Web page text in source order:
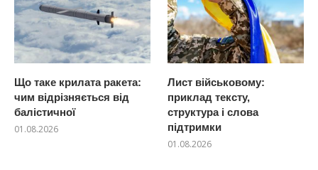
Що таке крилата ракета:
чим відрізняється від
балістичної
01.08.2026
Лист військовому:
приклад тексту,
структура і слова
підтримки
01.08.2026